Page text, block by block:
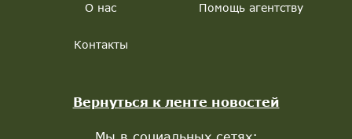
О нас Помощь агентству
Контакты
Вернуться к ленте новостей